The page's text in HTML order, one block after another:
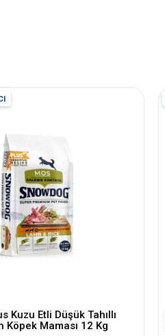
Kuzu Etli Düşük Tahıllı
Köpek Maması 12 Kg